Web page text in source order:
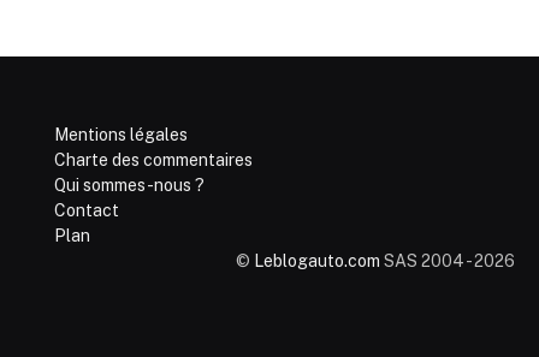
Mentions légales
Charte des commentaires
Qui sommes-nous ?
Contact
Plan
© Leblogauto.com SAS 2004 - 2026